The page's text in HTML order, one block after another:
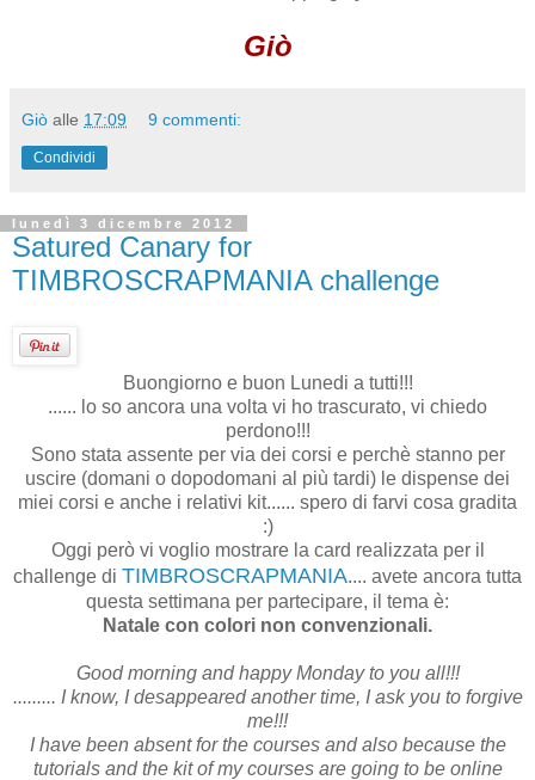
Giò
Giò alle 17:09 9 commenti:
Condividi
lunedì 3 dicembre 2012
Satured Canary for
TIMBROSCRAPMANIA challenge
Buongiorno e buon Lunedi a tutti!!!
...... lo so ancora una volta vi ho trascurato, vi chiedo
perdono!!!
Sono stata assente per via dei corsi e perchè stanno per
uscire (domani o dopodomani al più tardi) le dispense dei
miei corsi e anche i relativi kit...... spero di farvi cosa gradita
:)
Oggi però vi voglio mostrare la card realizzata per il
challenge di TIMBROSCRAPMANIA.... avete ancora tutta
questa settimana per partecipare, il tema è:
Natale con colori non convenzionali.
Good morning and happy Monday to you all!!!
......... I know, I desappeared another time, I ask you to forgive
me!!!
I have been absent for the courses and also because the
tutorials and the kit of my courses are going to be online